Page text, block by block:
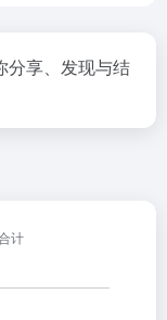
分享、发现与结